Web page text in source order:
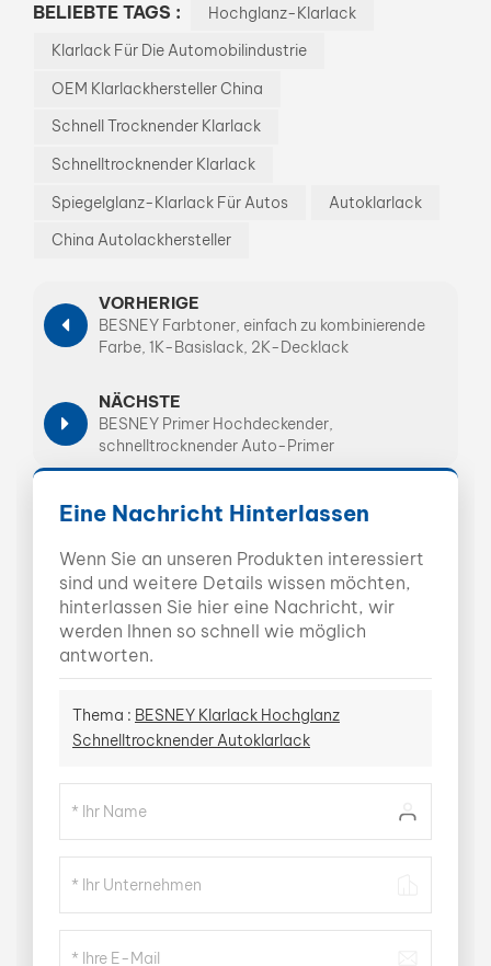
BELIEBTE TAGS :
Hochglanz-Klarlack
Klarlack Für Die Automobilindustrie
OEM Klarlackhersteller China
Schnell Trocknender Klarlack
Schnelltrocknender Klarlack
Spiegelglanz-Klarlack Für Autos
Autoklarlack
China Autolackhersteller
VORHERIGE
BESNEY Farbtoner, einfach zu kombinierende
Farbe, 1K-Basislack, 2K-Decklack
NÄCHSTE
BESNEY Primer Hochdeckender,
schnelltrocknender Auto-Primer
Eine Nachricht Hinterlassen
Wenn Sie an unseren Produkten interessiert
sind und weitere Details wissen möchten,
hinterlassen Sie hier eine Nachricht, wir
werden Ihnen so schnell wie möglich
antworten.
Thema : BESNEY Klarlack Hochglanz
Schnelltrocknender Autoklarlack